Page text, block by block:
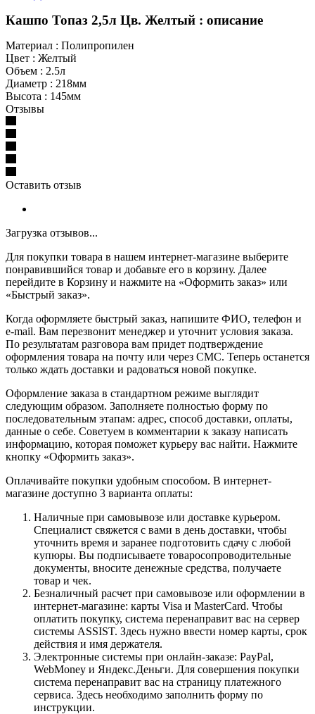
Кашпо Топаз 2,5л Цв. Желтый : описание
Материал : Полипропилен
Цвет : Желтый
Объем : 2.5л
Диаметр : 218мм
Высота : 145мм
Отзывы
Оставить отзыв
Загрузка отзывов...
Для покупки товара в нашем интернет-магазине выберите
понравившийся товар и добавьте его в корзину. Далее
перейдите в Корзину и нажмите на «Оформить заказ» или
«Быстрый заказ».
Когда оформляете быстрый заказ, напишите ФИО, телефон и
e-mail. Вам перезвонит менеджер и уточнит условия заказа.
По результатам разговора вам придет подтверждение
оформления товара на почту или через СМС. Теперь останется
только ждать доставки и радоваться новой покупке.
Оформление заказа в стандартном режиме выглядит
следующим образом. Заполняете полностью форму по
последовательным этапам: адрес, способ доставки, оплаты,
данные о себе. Советуем в комментарии к заказу написать
информацию, которая поможет курьеру вас найти. Нажмите
кнопку «Оформить заказ».
Оплачивайте покупки удобным способом. В интернет-
магазине доступно 3 варианта оплаты:
Наличные при самовывозе или доставке курьером.
Специалист свяжется с вами в день доставки, чтобы
уточнить время и заранее подготовить сдачу с любой
купюры. Вы подписываете товаросопроводительные
документы, вносите денежные средства, получаете
товар и чек.
Безналичный расчет при самовывозе или оформлении в
интернет-магазине: карты Visa и MasterCard. Чтобы
оплатить покупку, система перенаправит вас на сервер
системы ASSIST. Здесь нужно ввести номер карты, срок
действия и имя держателя.
Электронные системы при онлайн-заказе: PayPal,
WebMoney и Яндекс.Деньги. Для совершения покупки
система перенаправит вас на страницу платежного
сервиса. Здесь необходимо заполнить форму по
инструкции.